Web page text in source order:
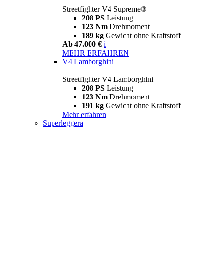
Streetfighter V4 Supreme®
208 PS Leistung
123 Nm Drehmoment
189 kg Gewicht ohne Kraftstoff
Ab 47.000 € i
MEHR ERFAHREN
V4 Lamborghini
Streetfighter V4 Lamborghini
208 PS Leistung
123 Nm Drehmoment
191 kg Gewicht ohne Kraftstoff
Mehr erfahren
Superleggera